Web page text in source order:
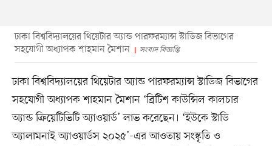
ঢাকা বিশ্ববিদ্যালয়ের থিয়েটার অ্যান্ড পারফরম্যান্স স্টাডিজ বিভাগের
সহযোগী অধ্যাপক শাহমান মৈশান
সংবাদ বিজ্ঞপ্তি
ঢাকা বিশ্ববিদ্যালয়ের থিয়েটার অ্যান্ড পারফরম্যান্স স্টাডিজ বিভাগের
সহযোগী অধ্যাপক শাহমান মৈশান ‘ব্রিটিশ কাউন্সিল কালচার
অ্যান্ড ক্রিয়েটিভিটি অ্যাওয়ার্ড’ লাভ করেছেন। ‘ইউকে স্টাডি
অ্যালামনাই অ্যাওয়ার্ডস ২০২৫’-এর আওতায় সংস্কৃতি ও